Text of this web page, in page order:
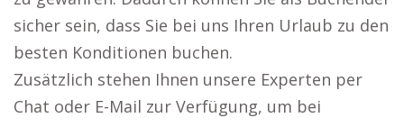
sicher sein, dass Sie bei uns Ihren Urlaub zu den
besten Konditionen buchen.
Zusätzlich stehen Ihnen unsere Experten per
Chat oder E-Mail zur Verfügung, um bei